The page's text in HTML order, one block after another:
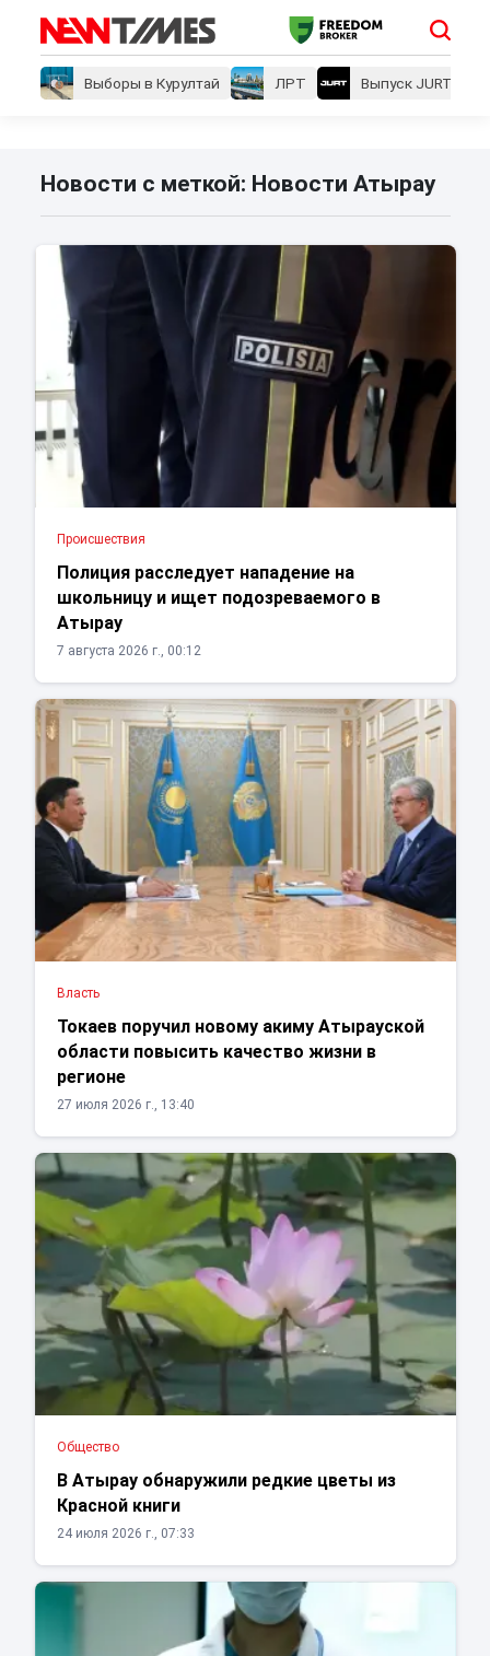
Выборы в Курултай ЛРТ Выпуск JURT
Новости с меткой: Новости Атырау
Проиcшествия
Полиция расследует нападение на
школьницу и ищет подозреваемого в
Атырау
7 августа 2026 г., 00:12
Власть
Токаев поручил новому акиму Атырауской
области повысить качество жизни в
регионе
27 июля 2026 г., 13:40
Общество
В Атырау обнаружили редкие цветы из
Красной книги
24 июля 2026 г., 07:33